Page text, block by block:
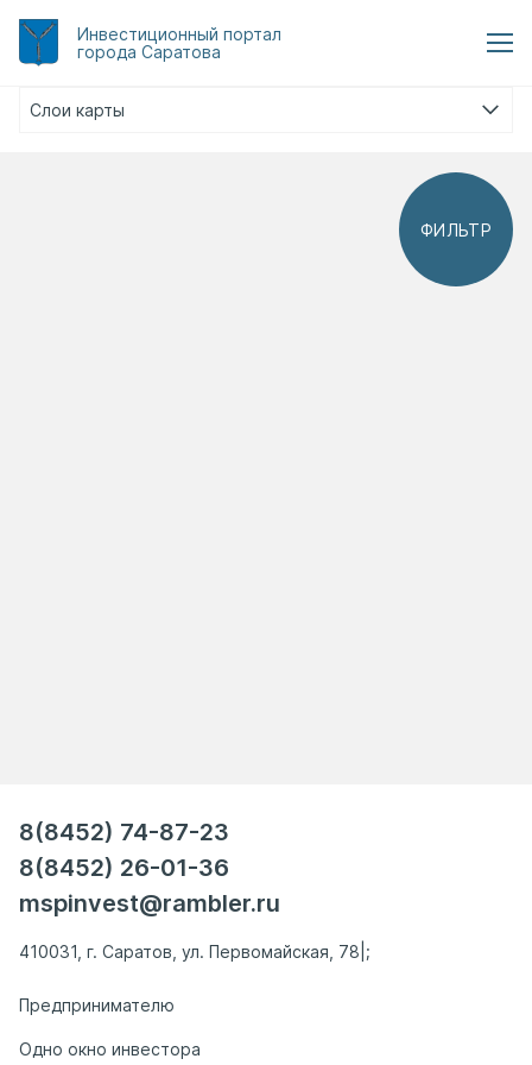
Инвестиционный портал
города Саратова
Слои карты
ФИЛЬТР
8(8452) 74-87-23
8(8452) 26-01-36
mspinvest@rambler.ru
410031, г. Саратов, ул. Первомайская, 78|;
Предпринимателю
Одно окно инвестора